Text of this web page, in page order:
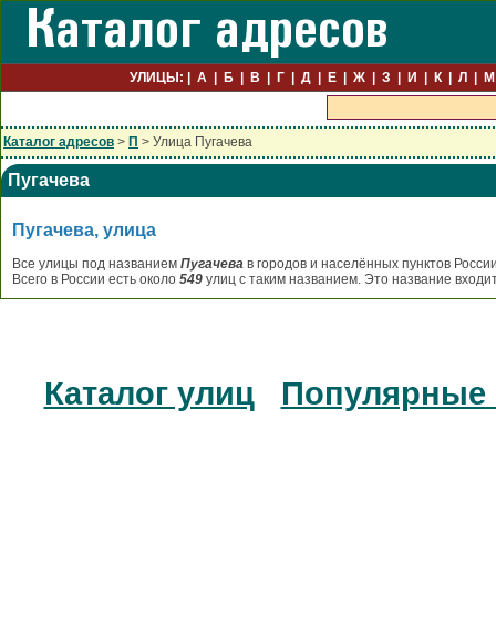
УЛИЦЫ: А Б В Г Д Е Ж З И К Л М
Каталог адресов > П > Улица Пугачева
Пугачева
Пугачева, улица
Все улицы под названием Пугачева в городов и населённых пунктов
Всего в России есть около 549 улиц с таким названием. Это название
Каталог улиц Популярные